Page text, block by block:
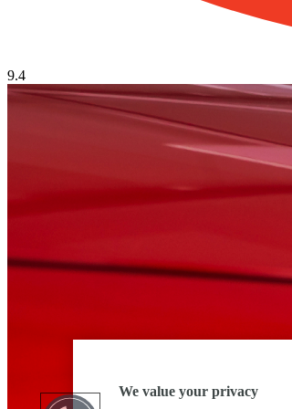
9.4
We value your privacy